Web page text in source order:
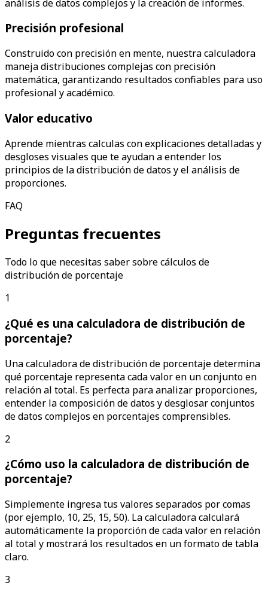
análisis de datos complejos y la creación de informes.
Precisión profesional
Construido con precisión en mente, nuestra calculadora
maneja distribuciones complejas con precisión
matemática, garantizando resultados confiables para uso
profesional y académico.
Valor educativo
Aprende mientras calculas con explicaciones detalladas y
desgloses visuales que te ayudan a entender los
principios de la distribución de datos y el análisis de
proporciones.
FAQ
Preguntas frecuentes
Todo lo que necesitas saber sobre cálculos de
distribución de porcentaje
1
¿Qué es una calculadora de distribución de
porcentaje?
Una calculadora de distribución de porcentaje determina
qué porcentaje representa cada valor en un conjunto en
relación al total. Es perfecta para analizar proporciones,
entender la composición de datos y desglosar conjuntos
de datos complejos en porcentajes comprensibles.
2
¿Cómo uso la calculadora de distribución de
porcentaje?
Simplemente ingresa tus valores separados por comas
(por ejemplo, 10, 25, 15, 50). La calculadora calculará
automáticamente la proporción de cada valor en relación
al total y mostrará los resultados en un formato de tabla
claro.
3